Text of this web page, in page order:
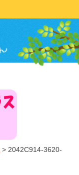
> 2042C914-3620-